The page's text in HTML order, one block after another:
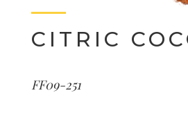
CITRIC
FF09-251